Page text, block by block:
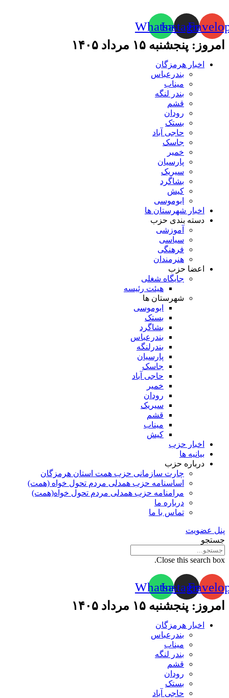
Instagram
Whatsapp
امروز: پنجشنبه ۱۵ مرداد ۱۴۰۵
اخبار هرمزگان
بندرعباس
میناب
بندر لنگه
قشم
رودان
بستک
حاجی آباد
جاسک
خمیر
پارسیان
سیریک
بشاگرد
کیش
ابوموسی
اخبار شهرستان ها
دسته بندی حزب
آموزشی
سیاسی
فرهنگی
هنرمندان
اعضا حزب
جایگاه شغلی
هیئت رئیسه
شهرستان ها
ابوموسی
بستک
بشاگرد
بندرعباس
بندرلنگه
پارسیان
جاسک
حاجی آباد
خمیر
رودان
سیریک
قشم
میناب
کیش
اخبار حزب
بیانیه ها
درباره حزب
چارت سازمانی حزب همت استان هرمزگان
اساسنامه حزب همدلی مردم تحول خواه (همت)
مرامنامه حزب همدلی مردم تحول خواه(همت)
درباره ما
تماس با ما
پنل عضویت
جستجو
Close this search box.
Instagram
Whatsapp
امروز: پنجشنبه ۱۵ مرداد ۱۴۰۵
اخبار هرمزگان
بندرعباس
میناب
بندر لنگه
قشم
رودان
بستک
حاجی آباد